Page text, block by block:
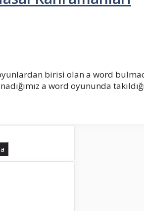
birisi olan a word
a word oyununda